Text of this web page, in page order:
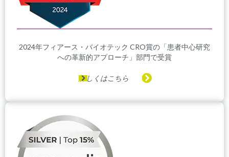
2024年フィアース・バイオテック CRO賞の「患者中心研究
への革新的アプローチ」部門で受賞
詳しくはこちら